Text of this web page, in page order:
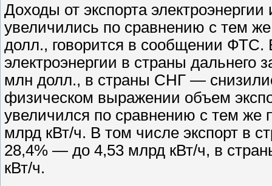
Доходы от экспорта
увеличились по сравнению с тем
долл., говорится в сообщении ФТС.
электроэнергии в страны
млн долл., в страны СНГ —
физическом выражении объем
увеличился по сравнению с тем же
млрд кВт/ч. В том числе экспорт в
28,4% — до 4,53 млрд кВт/ч, в
кВт/ч.